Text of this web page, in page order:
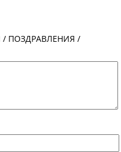
ИЗ МИРА
ВЕСЬ СПИСОК
Александр
/ ПОЗДРАВЛЕНИЯ /